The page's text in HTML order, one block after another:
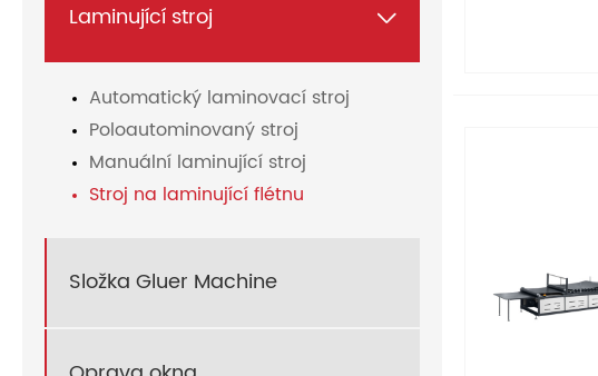
Laminující stroj 
Automatický laminovací stroj
Poloautominovaný stroj
Manuální laminující stroj
Stroj na laminující flétnu
Složka Gluer Machine